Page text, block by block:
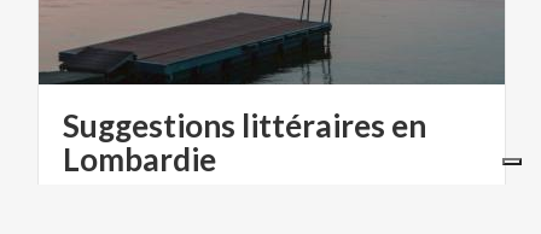
Suggestions littéraires en
Lombardie